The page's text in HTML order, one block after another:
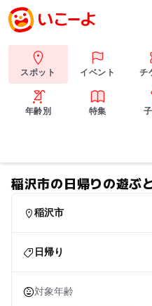
スポット イベント チ
年齢別 特集
稲沢市の日帰りの遊ぶ
稲沢市
日帰り
対象年齢